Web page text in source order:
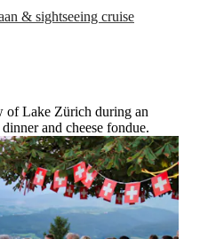
& sightseeing cruise
of Lake Zürich during an
and cheese fondue.